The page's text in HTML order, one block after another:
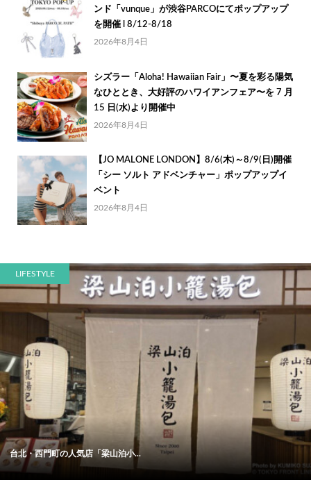
ンド「vunque」が渋谷PARCOにてポップアップ
を開催 l 8/12-8/18
2026年8月4日
シズラー「Aloha! Hawaiian Fair」〜夏を彩る陽気
なひととき、大好評のハワイアンフェア〜を 7 月
15 日(水)より開催中
2026年8月4日
【JO MALONE LONDON】8/6(木)～8/9(日)開催
「シー ソルト アドベンチャー」ポップアップイ
ベント
2026年8月4日
LIFESTYLE
台北・西門町の人気店「梁山泊小...